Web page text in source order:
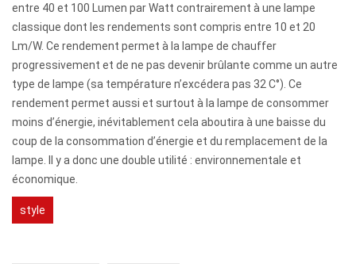
entre 40 et 100 Lumen par Watt contrairement à une lampe
classique dont les rendements sont compris entre 10 et 20
Lm/W. Ce rendement permet à la lampe de chauffer
progressivement et de ne pas devenir brûlante comme un autre
type de lampe (sa température n’excédera pas 32 C°). Ce
rendement permet aussi et surtout à la lampe de consommer
moins d’énergie, inévitablement cela aboutira à une baisse du
coup de la consommation d’énergie et du remplacement de la
lampe. Il y a donc une double utilité : environnementale et
économique.
style